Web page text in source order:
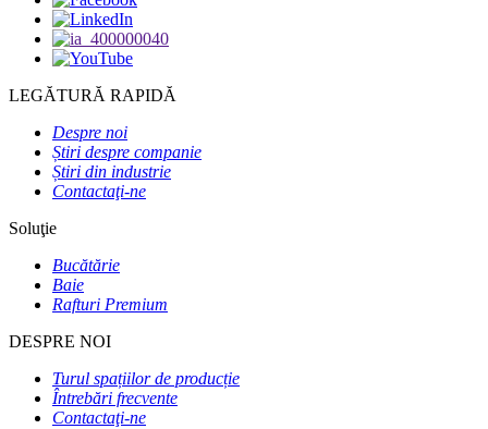
LEGĂTURĂ RAPIDĂ
Despre noi
Știri despre companie
Știri din industrie
Contactaţi-ne
Soluţie
Bucătărie
Baie
Rafturi Premium
DESPRE NOI
Turul spațiilor de producție
Întrebări frecvente
Contactaţi-ne